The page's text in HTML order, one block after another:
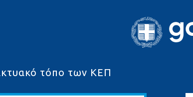
τόπο των ΚΕΠ